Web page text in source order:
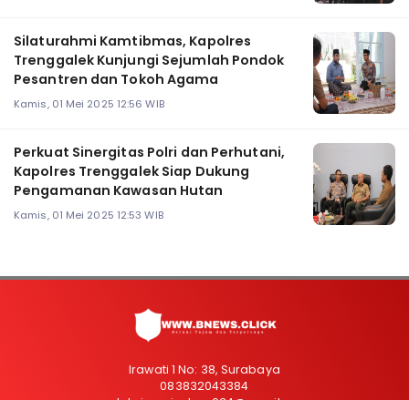
Silaturahmi Kamtibmas, Kapolres
Trenggalek Kunjungi Sejumlah Pondok
Pesantren dan Tokoh Agama
Kamis, 01 Mei 2025 12:56 WIB
Perkuat Sinergitas Polri dan Perhutani,
Kapolres Trenggalek Siap Dukung
Pengamanan Kawasan Hutan
Kamis, 01 Mei 2025 12:53 WIB
Irawati 1 No: 38, Surabaya
083832043384